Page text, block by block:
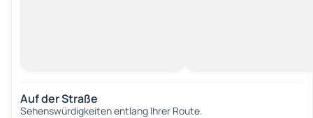
Auf der Straße
Sehenswürdigkeiten entlang Ihrer Route.